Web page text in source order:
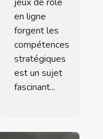
en ligne
forgent les
compétences
stratégiques
est un sujet
fascinant...